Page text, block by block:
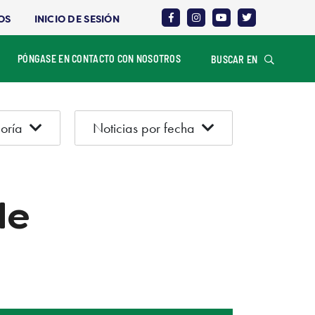
INICIO DE SESIÓN
PÓNGASE EN CONTACTO CON NOSOTROS BUSCAR EN
Noticias por fecha